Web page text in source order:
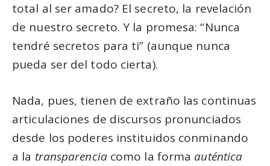
total al ser amado? El secreto, la revelación
de nuestro secreto. Y la promesa: “Nunca
tendré secretos para ti” (aunque nunca
pueda ser del todo cierta).
Nada, pues, tienen de extraño las continuas
articulaciones de discursos pronunciados
desde los poderes instituidos conminando
a la transparencia como la forma auténtica